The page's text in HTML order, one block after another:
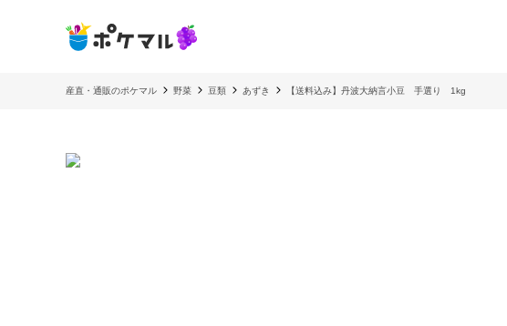
産直・通販のポケマル 野菜 豆類 あずき 【送料込み】丹波大納言小豆 手選り 1kg